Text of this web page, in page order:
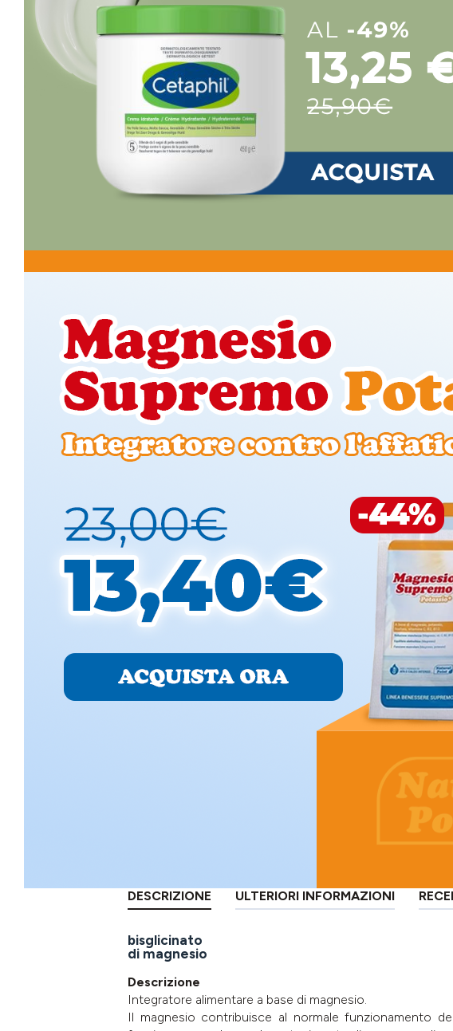
DESCRIZIONE ULTERIORI INFORMAZIONI
bisglicinato
di magnesio
Descrizione
Integratore alimentare a base di magnesio.
Il magnesio contribuisce al normale funzionamento